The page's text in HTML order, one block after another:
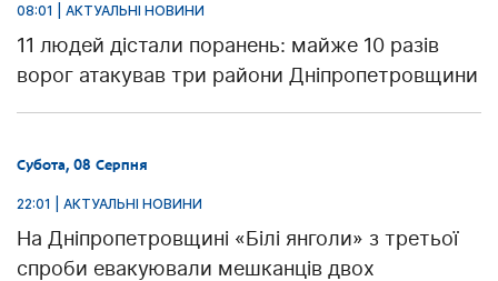
08:01 | АКТУАЛЬНІ НОВИНИ
11 людей дістали поранень: майже 10 разів
ворог атакував три райони Дніпропетровщини
Субота, 08 Серпня
22:01 | АКТУАЛЬНІ НОВИНИ
На Дніпропетровщині «Білі янголи» з третьої
спроби евакуювали мешканців двох